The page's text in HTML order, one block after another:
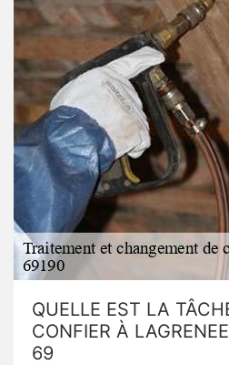
QUELLE EST LA
CONFIER À
69